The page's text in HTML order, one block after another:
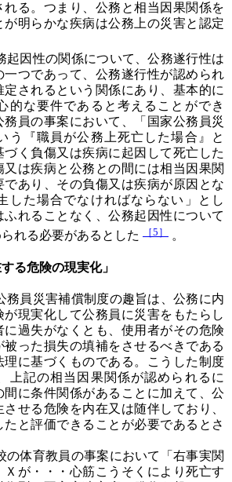
る。つまり、公務と相当因果関係を
が明らかな疾病は公務上の災害と認定
因性の関係について、公務遂行性は
一つであって、公務遂行性が認められ
されるという関係にあり、基本的に
的な要件であると考えることができ
務員の事案において、「国家公務員災
う『職員が公務上死亡した場合』と
づく負傷又は疾病に起因して死亡した
は疾病と公務との間には相当因果関
あり、その負傷又は疾病が原因とな
した場合でなければならない」とし
れることなく、公務起因性について
れる必要があるとした
［5］ 。
る危険の現実化」
員災害補償制度の趣旨は、公務に内
現実化して公務員に災害をもたらし
に過失がなくとも、使用者がその危険
被った損失の填補をさせるべきである
理に基づくものである。こうした制度
上記の相当因果関係が認められるに
間に条件関係があることに加えて、公
せる危険を内在又は随伴しており、
と評価できることが必要であるとさ
体育教員の事案において「右事実関
が・・・心筋こうそくにより死亡す